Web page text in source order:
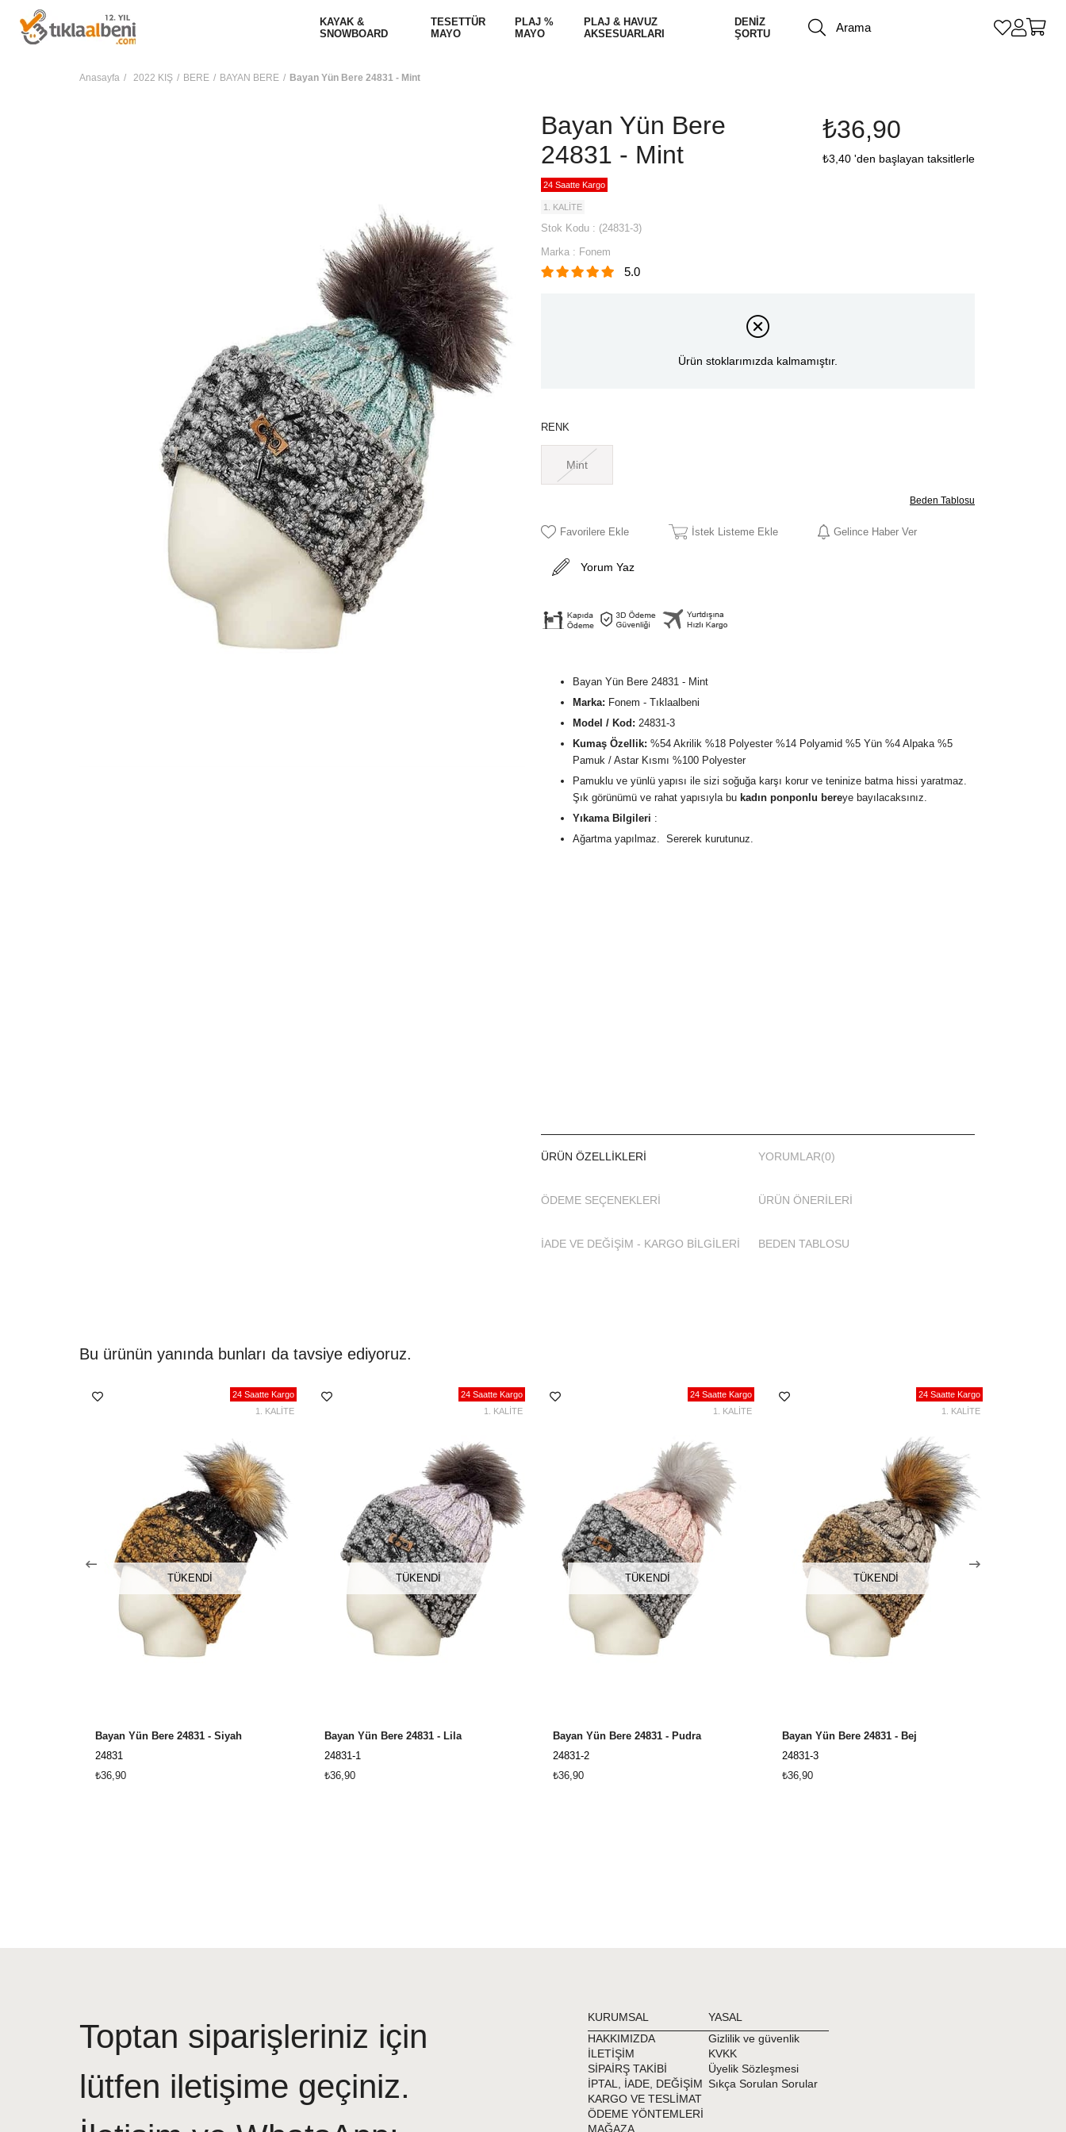
KAYAK &
SNOWBOARD
TESETTÜR
MAYO
PLAJ %
MAYO
PLAJ & HAVUZ
AKSESUARLARI
DENİZ
ŞORTU
Anasayfa 2022 KIŞ BERE BAYAN BERE Bayan Yün Bere 24831 - Mint
Bayan Yün Bere
24831 - Mint
₺36,90
₺3,40 'den başlayan taksitlerle
24 Saatte Kargo
1. KALİTE
Stok Kodu
(24831-3)
Marka : Fonem
5.0
Ürün stoklarımızda kalmamıştır.
RENK
Mint
Beden Tablosu
Favorilere Ekle İstek Listeme Ekle Gelince Haber Ver
Yorum Yaz
Bayan Yün Bere 24831 - Mint
Marka: Fonem - Tıklaalbeni
Model / Kod: 24831-3
Kumaş Özellik: %54 Akrilik %18 Polyester %14 Polyamid %5 Yün %4 Alpaka %5
Pamuk / Astar Kısmı %100 Polyester
Pamuklu ve yünlü yapısı ile sizi soğuğa karşı korur ve teninize batma hissi yaratmaz.
Şık görünümü ve rahat yapısıyla bu kadın ponponlu bereye bayılacaksınız.
Yıkama Bilgileri :
Ağartma yapılmaz. Sererek kurutunuz.
ÜRÜN ÖZELLIKLERI YORUMLAR(0)
ÖDEME SEÇENEKLERI ÜRÜN ÖNERILERI
İADE VE DEĞİŞİM - KARGO BİLGİLERİ BEDEN TABLOSU
Bu ürünün yanında bunları da tavsiye ediyoruz.
TÜKENDI
Bayan Yün Bere 24831 - Siyah
24831
₺36,90
24 Saatte Kargo
1. KALİTE
TÜKENDI
Bayan Yün Bere 24831 - Lila
24831-1
₺36,90
24 Saatte Kargo
1. KALİTE
TÜKENDI
Bayan Yün Bere 24831 - Pudra
24831-2
₺36,90
24 Saatte Kargo
1. KALİTE
TÜKENDI
Bayan Yün Bere 24831 - Bej
24831-3
₺36,90
24 Saatte Kargo
1. KALİTE
Toptan siparişleriniz için
lütfen iletişime geçiniz.
KURUMSAL
HAKKIMIZDA
İLETİŞİM
SİPAİRŞ TAKİBİ
İPTAL, İADE, DEĞİŞİM
KARGO VE TESLİMAT
ÖDEME YÖNTEMLERİ
MAĞAZA
YASAL
Gizlilik ve güvenlik
KVKK
Üyelik Sözleşmesi
Sıkça Sorulan Sorular